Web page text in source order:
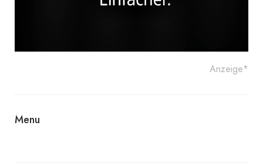
Anzeige*
Menu